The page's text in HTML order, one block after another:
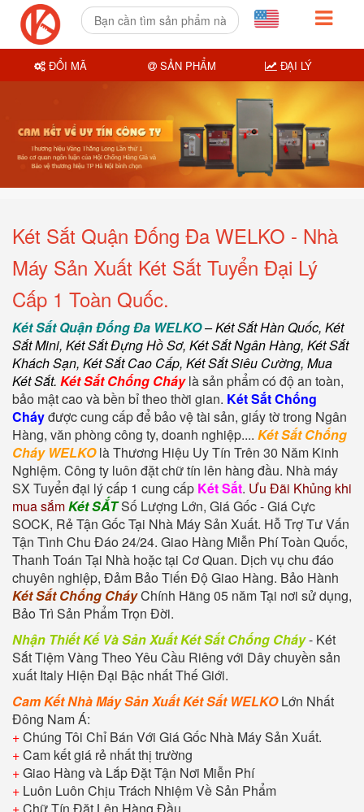
Két Sắt Quận Đống Đa WELKO - Nhà
Máy Sản Xuất Két Sắt Tuyển Đại Lý
Cấp 1 Toàn Quốc.
Két Sắt Quận Đống Đa WELKO–Két Sắt Hàn Quốc, Két
Sắt Mini, Két Sắt Đựng Hồ Sơ, Két Sắt Ngân Hàng, Két Sắt
Khách Sạn, Két Sắt Cao Cấp, Két Sắt Siêu Cường, Mua
Két Sắt. Két Sắt Chống Cháylà sản phẩm có độ an toàn,
bảo mật cao và bền bỉ theo thời gian. Két Sắt Chống
Cháyđược cung cấp để bảo vệ tài sản, giấy tờ trong Ngân
Hàng, văn phòng công ty, doanh nghiệp.... Két Sắt Chống
Cháy WELKOlà Thương Hiệu Uy Tín Trên 30 Năm Kinh
Nghiệm. Công ty luôn đặt chữ tín lên hàng đầu. Nhà máy
SX Tuyển đại lý cấp 1 cung cấp Két Sắt. Ưu Đãi Khủng khi
mua sắmKét SẮTSố Lượng Lớn, Giá Gốc - Giá Cực
SOCK, Rẻ Tận Gốc Tại Nhà Máy Sản Xuất. Hỗ Trợ Tư Vấn
Tận Tình Chu Đáo 24/24. Giao Hàng Miễn Phí Toàn Quốc,
Thanh Toán Tại Nhà hoặc tại Cơ Quan. Dịch vụ chu đáo
chuyên nghiệp, Đảm Bảo Tiến Độ Giao Hàng. Bảo Hành
Két Sắt Chống CháyChính Hãng 05 năm Tại nơi sử dụng,
Bảo Trì Sản Phẩm Trọn Đời.
Nhận Thiết Kế Và Sản Xuất Két Sắt Chống Cháy- Két
Sắt Tiệm Vàng Theo Yêu Cầu Riêng với Dây chuyền sản
xuất Italy Hiện Đại Bậc nhất Thế Giới.
Cam Kết Nhà Máy Sản Xuất Két Sắt WELKOLớn Nhất
Đông Nam Á:
+Chúng Tôi Chỉ Bán Với Giá Gốc Nhà Máy Sản Xuất.
+Cam kết giá rẻ nhất thị trường
+Giao Hàng và Lắp Đặt Tận Nơi Miễn Phí
+ Luôn Luôn Chịu Trách Nhiệm Về Sản Phẩm
ĐỔI MÃ SẢN PHẨM ĐẠI LÝ